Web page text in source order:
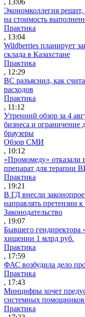
Экономколлегия
на стоимость
Практика
, 13:04
Wildberries планирует
склада в Казахстане
Практика
, 12:29
ВС разъяснил, как
расходов
Практика
, 11:12
Утренний обзор за 4
бизнеса и ограничение
браузеры
Обзор СМИ
, 10:12
«Промомеду» отказали
препарат для терапии
Практика
, 19:21
В ГД внесли
направлять претензии к
Законодательство
, 19:07
Бывшего гендиректора
хищении 1 млрд руб.
Практика
, 17:59
ФАС возбудила дело
Практика
, 17:43
Минцифры хочет
системных
Практика